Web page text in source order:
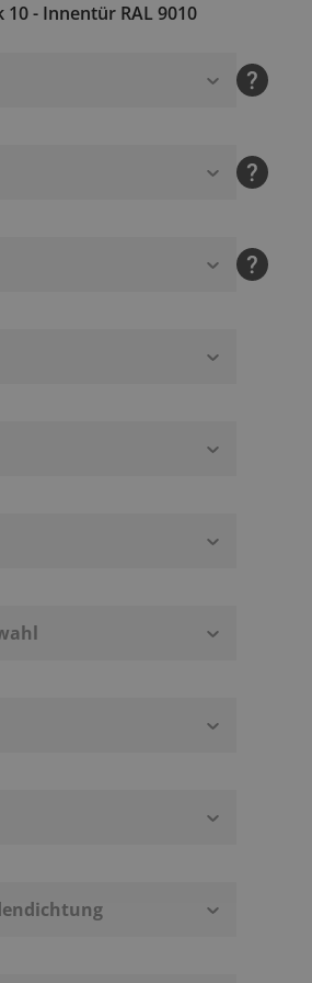
10 - Innentür RAL 9010